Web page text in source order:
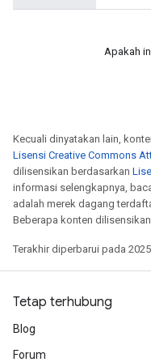
Apakah
Kecuali dinyatakan lain,
Lisensi Creative Commons
dilisensikan berdasarkan
informasi selengkapnya,
adalah merek dagang
Beberapa konten
Terakhir diperbarui pada
Tetap terhubung
Blog
Forum